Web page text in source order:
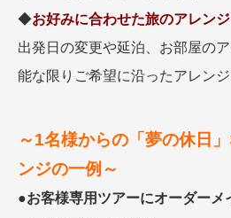
◆お好みに合わせた旅のアレンジ
出発日の変更や延泊、お部屋の
能な限りご希望に沿ったアレンジ
～1名様からの「夢の休日
ンジの一例～
●お客様専用ツアーにオーダーメ